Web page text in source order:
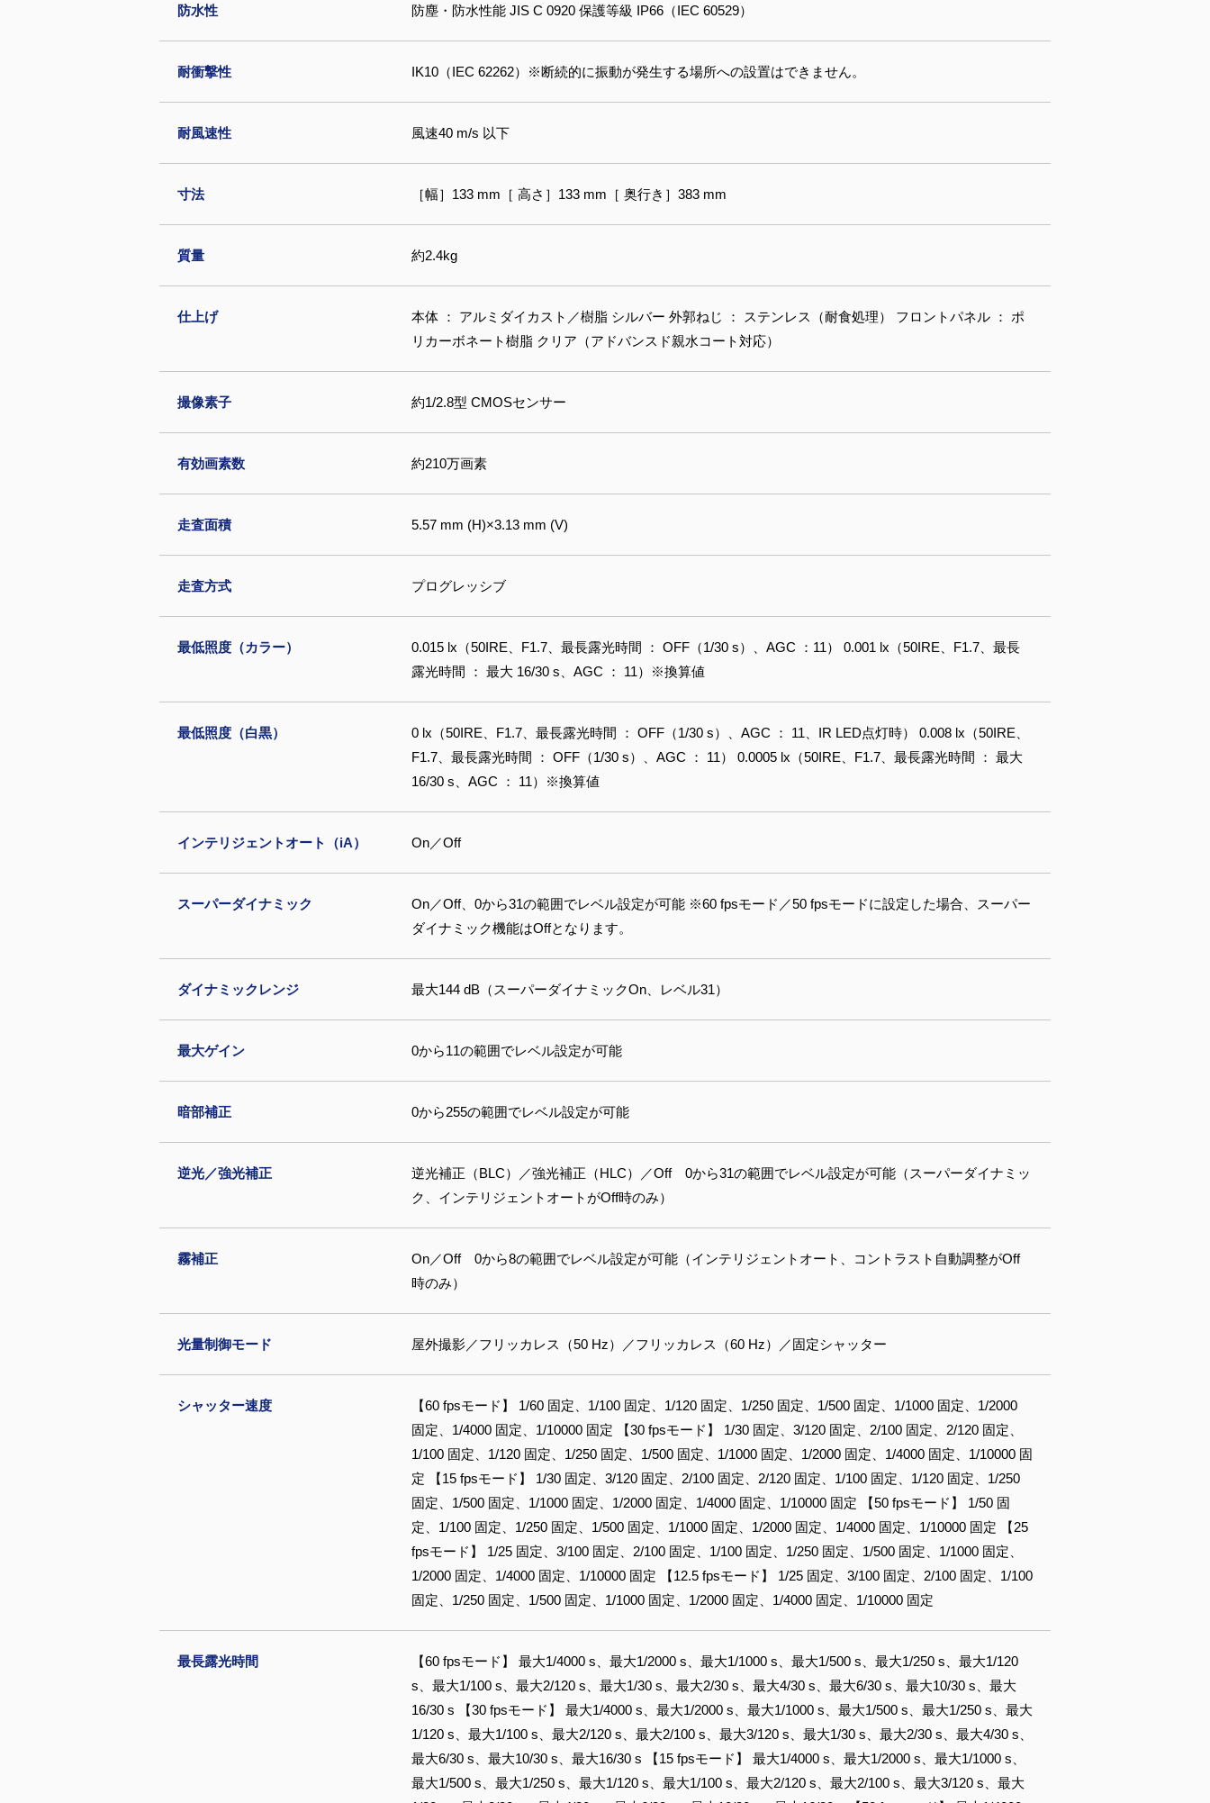
防水性 防塵・防水性能 JIS C 0920 保護等級 IP66（IEC 60529）
耐衝撃性 IK10（IEC 62262）※断続的に振動が発生する場所への設置はできません。
耐風速性 風速40 m/s 以下
寸法 ［幅］133 mm［ 高さ］133 mm［ 奥行き］383 mm
質量 約2.4kg
仕上げ
本体 ： アルミダイカスト／樹脂 シルバー 外郭ねじ ： ステンレス（耐食処理） フロントパネル ： ポ
リカーボネート樹脂 クリア（アドバンスド親水コート対応）
撮像素子 約1/2.8型 CMOSセンサー
有効画素数 約210万画素
走査面積 5.57 mm (H)×3.13 mm (V)
走査方式 プログレッシブ
最低照度（カラー）
0.015 lx（50IRE、F1.7、最長露光時間 ： OFF（1/30 s）、AGC ：11） 0.001 lx（50IRE、F1.7、最長
露光時間 ： 最大 16/30 s、AGC ： 11）※換算値
最低照度（白黒）
0 lx（50IRE、F1.7、最長露光時間 ： OFF（1/30 s）、AGC ： 11、IR LED点灯時） 0.008 lx（50IRE、
F1.7、最長露光時間 ： OFF（1/30 s）、AGC ： 11） 0.0005 lx（50IRE、F1.7、最長露光時間 ： 最大
16/30 s、AGC ： 11）※換算値
インテリジェントオート（iA） On／Off
スーパーダイナミック
On／Off、0から31の範囲でレベル設定が可能 ※60 fpsモード／50 fpsモードに設定した場合、スーパー
ダイナミック機能はOffとなります。
ダイナミックレンジ 最大144 dB（スーパーダイナミックOn、レベル31）
最大ゲイン 0から11の範囲でレベル設定が可能
暗部補正 0から255の範囲でレベル設定が可能
逆光／強光補正
逆光補正（BLC）／強光補正（HLC）／Off 0から31の範囲でレベル設定が可能（スーパーダイナミッ
ク、インテリジェントオートがOff時のみ）
霧補正
On／Off 0から8の範囲でレベル設定が可能（インテリジェントオート、コントラスト自動調整がOff
時のみ）
光量制御モード 屋外撮影／フリッカレス（50 Hz）／フリッカレス（60 Hz）／固定シャッター
シャッター速度
【60 fpsモード】 1/60 固定、1/100 固定、1/120 固定、1/250 固定、1/500 固定、1/1000 固定、1/2000
固定、1/4000 固定、1/10000 固定 【30 fpsモード】 1/30 固定、3/120 固定、2/100 固定、2/120 固定、
1/100 固定、1/120 固定、1/250 固定、1/500 固定、1/1000 固定、1/2000 固定、1/4000 固定、1/10000 固
定 【15 fpsモード】 1/30 固定、3/120 固定、2/100 固定、2/120 固定、1/100 固定、1/120 固定、1/250
固定、1/500 固定、1/1000 固定、1/2000 固定、1/4000 固定、1/10000 固定 【50 fpsモード】 1/50 固
定、1/100 固定、1/250 固定、1/500 固定、1/1000 固定、1/2000 固定、1/4000 固定、1/10000 固定 【25
fpsモード】 1/25 固定、3/100 固定、2/100 固定、1/100 固定、1/250 固定、1/500 固定、1/1000 固定、
1/2000 固定、1/4000 固定、1/10000 固定 【12.5 fpsモード】 1/25 固定、3/100 固定、2/100 固定、1/100
固定、1/250 固定、1/500 固定、1/1000 固定、1/2000 固定、1/4000 固定、1/10000 固定
最長露光時間
【60 fpsモード】 最大1/4000 s、最大1/2000 s、最大1/1000 s、最大1/500 s、最大1/250 s、最大1/120
s、最大1/100 s、最大2/120 s、最大1/30 s、最大2/30 s、最大4/30 s、最大6/30 s、最大10/30 s、最大
16/30 s 【30 fpsモード】 最大1/4000 s、最大1/2000 s、最大1/1000 s、最大1/500 s、最大1/250 s、最大
1/120 s、最大1/100 s、最大2/120 s、最大2/100 s、最大3/120 s、最大1/30 s、最大2/30 s、最大4/30 s、
最大6/30 s、最大10/30 s、最大16/30 s 【15 fpsモード】 最大1/4000 s、最大1/2000 s、最大1/1000 s、
最大1/500 s、最大1/250 s、最大1/120 s、最大1/100 s、最大2/120 s、最大2/100 s、最大3/120 s、最大